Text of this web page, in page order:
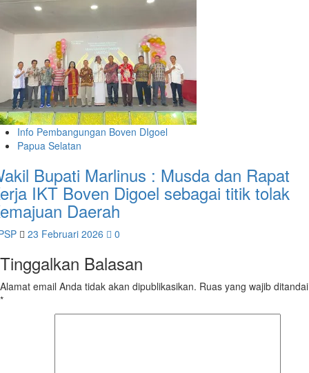
Info Pembangungan Boven DIgoel
Papua Selatan
Bupati Marlinus : Musda dan Rapat
IKT Boven Digoel sebagai titik tolak
Daerah
23 Februari 2026 0
Tinggalkan Balasan
Alamat email Anda tidak akan dipublikasikan. Ruas yang wajib ditandai
*